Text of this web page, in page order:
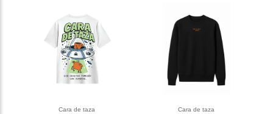
Cara de taza Cara de taza